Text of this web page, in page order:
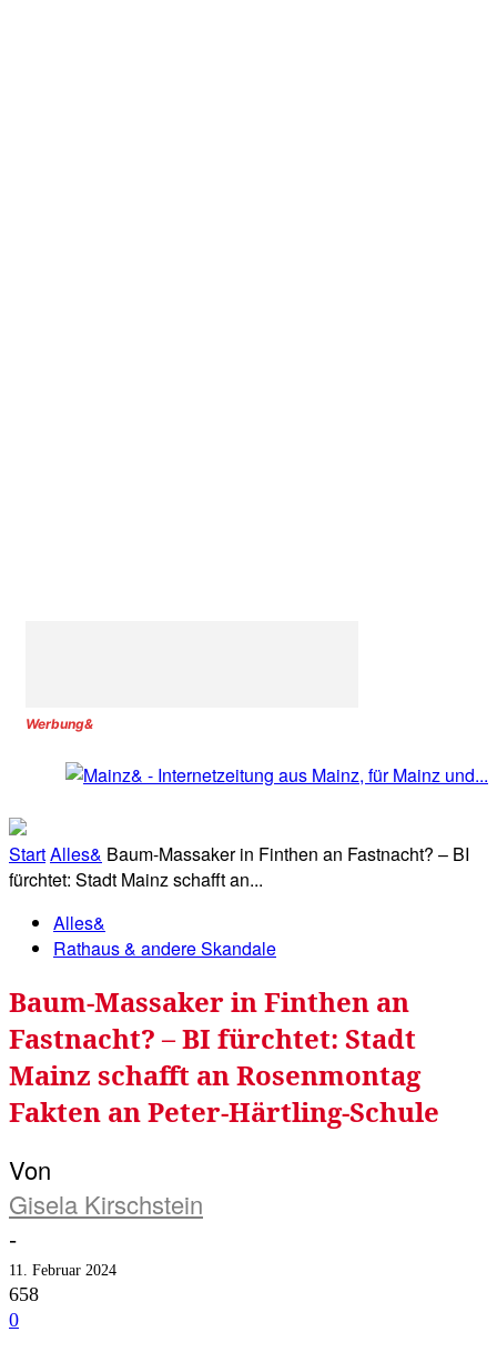
Werbung&
StartAlles& Baum-Massaker in Finthen an Fastnacht? – BI
fürchtet: Stadt Mainz schafft an...
Alles&
Rathaus & andere Skandale
Baum-Massaker in Finthen an
Fastnacht? – BI fürchtet: Stadt
Mainz schafft an Rosenmontag
Fakten an Peter-Härtling-Schule
Von
Gisela Kirschstein
-
11. Februar 2024
658
0